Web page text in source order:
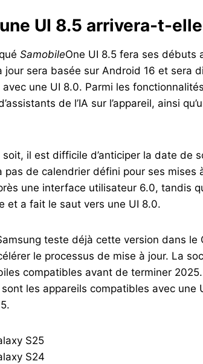
UI 8.5 arrivera-t-
SamobileOne UI 8.5 fera ses débuts
jour sera basée sur Android 16 et sera
une UI 8.0. Parmi les
de l’IA sur l’appareil, ainsi
soit, il est difficile d’anticiper la date de
pas de calendrier défini pour ses mises
une interface utilisateur 6.0, tandis
et a fait le saut vers une UI 8.0.
teste déjà cette version dans le
le processus de mise à jour. La
compatibles avant de terminer 2025.
les appareils compatibles avec une
S25
S24